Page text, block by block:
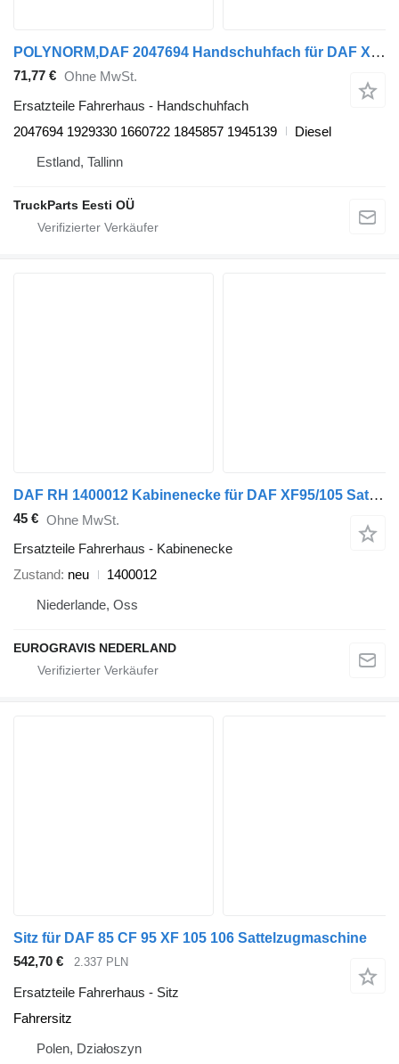
POLYNORM,DAF 2047694 Handschuhfach für DAF XF95, XF105 (2001-2014) Sattelzugmaschine
71,77 € Ohne MwSt.
Ersatzteile Fahrerhaus - Handschuhfach
2047694 1929330 1660722 1845857 1945139
Diesel
Estland, Tallinn
TruckParts Eesti OÜ
DAF RH 1400012 Kabinenecke für DAF XF95/105 Sattelzugmaschine
45 € Ohne MwSt.
Ersatzteile Fahrerhaus - Kabinenecke
Zustand neu
1400012
Niederlande, Oss
EUROGRAVIS NEDERLAND
Sitz für DAF 85 CF 95 XF 105 106 Sattelzugmaschine
542,70 €
2.337 PLN
Ersatzteile Fahrerhaus - Sitz
Fahrersitz
Polen, Działoszyn